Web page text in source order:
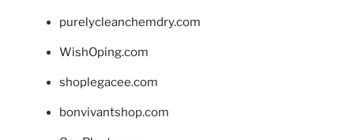
purelycleanchemdry.com
WishOping.com
shoplegacee.com
bonvivantshop.com